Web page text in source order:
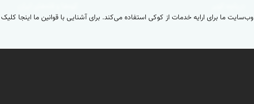
وب‌سایت ما برای ارایه خدمات از کوکی استفاده می‌کند. برای آشنایی با قوانین ما اینجا